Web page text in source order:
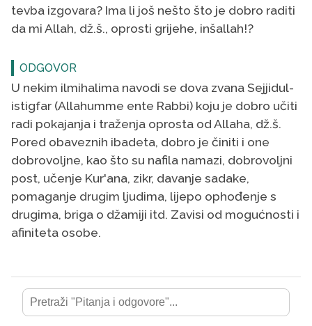
tevba izgovara? Ima li još nešto što je dobro raditi
da mi Allah, dž.š., oprosti grijehe, inšallah!?
ODGOVOR
U nekim ilmihalima navodi se dova zvana Sejjidul-
istigfar (Allahumme ente Rabbi) koju je dobro učiti
radi pokajanja i traženja oprosta od Allaha, dž.š.
Pored obaveznih ibadeta, dobro je činiti i one
dobrovoljne, kao što su nafila namazi, dobrovoljni
post, učenje Kur'ana, zikr, davanje sadake,
pomaganje drugim ljudima, lijepo ophođenje s
drugima, briga o džamiji itd. Zavisi od mogućnosti i
afiniteta osobe.